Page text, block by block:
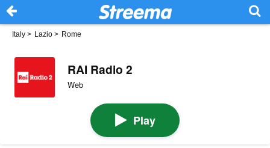
Italy > Lazio > Rome
RAI Radio 2
Web
Play